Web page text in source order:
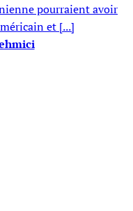
pourraient avoir
et [...]